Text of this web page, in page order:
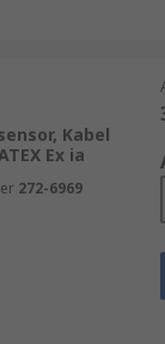
Kabel
Ex ia
272-6969